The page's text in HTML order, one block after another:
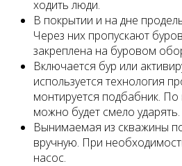
ходить люди.
В покрытии и на дне
Через них пропускают
закреплена на буровом
Включается бур или
используется технология
монтируется подбабник.
можно будет смело ударять.
Вынимаемая из скважины
вручную. При
насос.